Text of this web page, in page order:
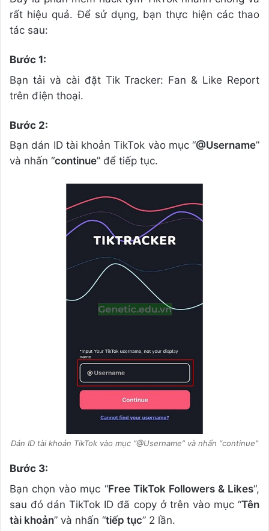
rất hiệu quả. Để sử dụng, bạn thực hiện các thao
tác sau:
Bước 1:
Bạn tải và cài đặt Tik Tracker: Fan & Like Report
trên điện thoại.
Bước 2:
Bạn dán ID tài khoản TikTok vào mục “@Username”
và nhấn “continue” để tiếp tục.
Dán ID tài khoản TikTok vào mục “@Username” và nhấn “continue”
Bước 3:
Bạn chọn vào mục “Free TikTok Followers & Likes“,
sau đó dán TikTok ID đã copy ở trên vào mục “Tên
tài khoản” và nhấn “tiếp tục” 2 lần.